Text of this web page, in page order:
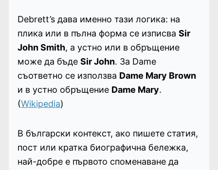
Debrett’s дава именно тази логика: на
плика или в пълна форма се изписва Sir
John Smith, а устно или в обръщение
може да бъде Sir John. За Dame
съответно се използва Dame Mary Brown
и в устно обръщение Dame Mary.
(Wikipedia)
В български контекст, ако пишете статия,
пост или кратка биографична бележка,
най-добре е първото споменаване да